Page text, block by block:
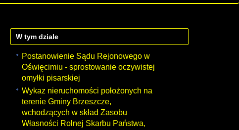
W tym dziale
Postanowienie Sądu Rejonowego w
Oświęcimiu - sprostowanie oczywistej
omyłki pisarskiej
Wykaz nieruchomości położonych na
terenie Gminy Brzeszcze,
wchodzących w skład Zasobu
Własności Rolnej Skarbu Państwa,